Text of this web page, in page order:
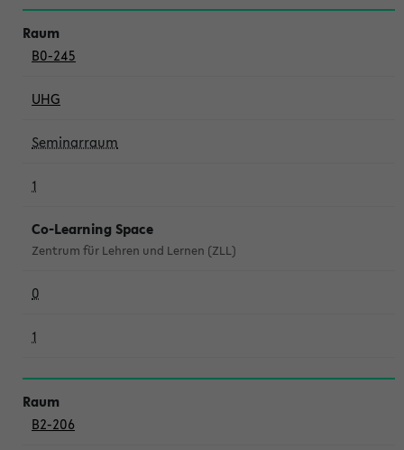
B0-245
UHG
Seminarraum
1
Co-Learning Space
Zentrum für Lehren und Lernen (ZLL)
0
1
B2-206